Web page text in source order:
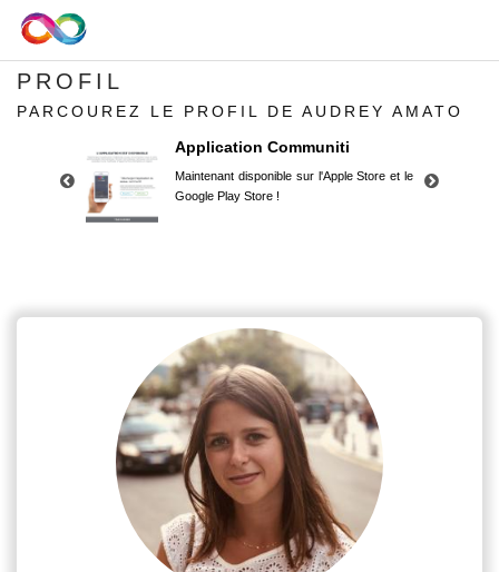
PROFIL
PARCOUREZ LE PROFIL DE AUDREY AMATO
Application Communiti
Maintenant disponible sur l'Apple Store et le
Google Play Store !
Google Play Store !